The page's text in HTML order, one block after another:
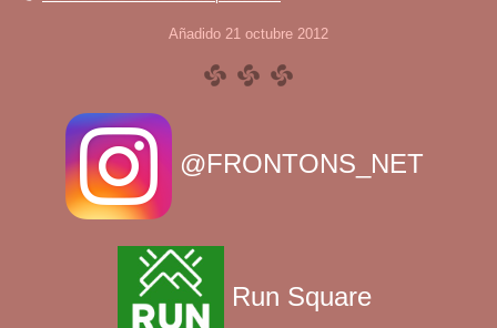
Añadido 21 octubre 2012
@FRONTONS_NET
Run Square